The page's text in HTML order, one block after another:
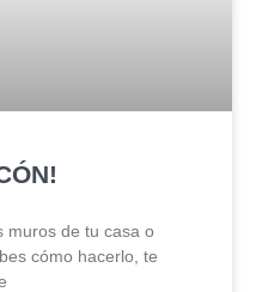
muros de tu casa o
cómo hacerlo, te